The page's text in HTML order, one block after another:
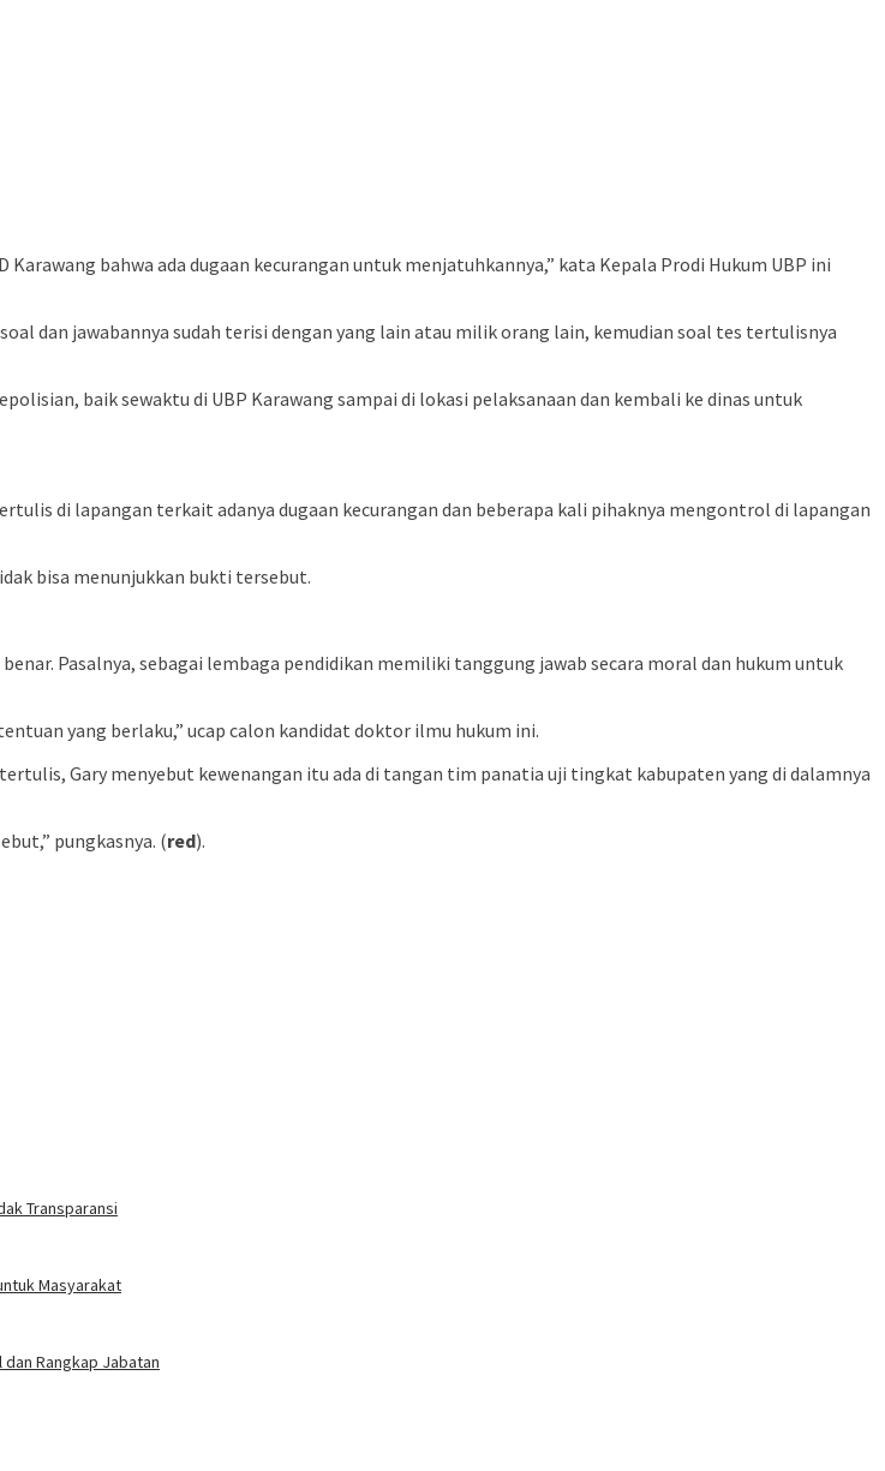
bahwa ada dugaan kecurangan untuk menjatuhkannya,” kata Kepala Prodi Hukum UBP ini
dan jawabannya sudah terisi dengan yang lain atau milik orang lain, kemudian soal tes tertulisnya
baik sewaktu di UBP Karawang sampai di lokasi pelaksanaan dan kembali ke dinas untuk
di lapangan terkait adanya dugaan kecurangan dan beberapa kali pihaknya mengontrol di lapangan
bisa menunjukkan bukti tersebut.
Pasalnya, sebagai lembaga pendidikan memiliki tanggung jawab secara moral dan hukum untuk
yang berlaku,” ucap calon kandidat doktor ilmu hukum ini.
Gary menyebut kewenangan itu ada di tangan tim panatia uji tingkat kabupaten yang di dalamnya
pungkasnya. (red).
Transparansi
Masyarakat
Rangkap Jabatan